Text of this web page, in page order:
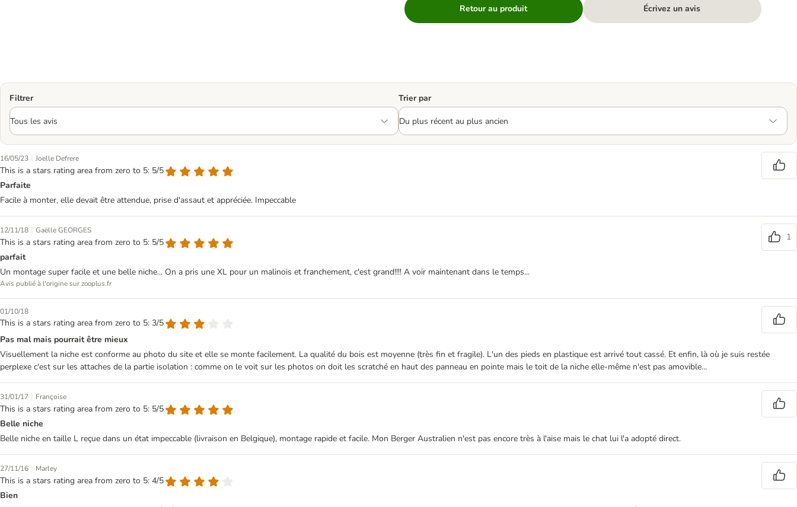
Retour au produit Écrivez un avis
Filtrer Trier par
16/05/23 | Joelle Defrere
This is a stars rating area from zero to 5: 5/5
Parfaite
Facile à monter, elle devait être attendue, prise d'assaut et appréciée. Impeccable
12/11/18 | Gaëlle GEORGES
This is a stars rating area from zero to 5: 5/5
1
parfait
Un montage super facile et une belle niche... On a pris une XL pour un malinois et franchement, c'est grand!!!! A voir maintenant dans le temps...
Avis publié à l'origine sur zooplus.fr
01/10/18
This is a stars rating area from zero to 5: 3/5
Pas mal mais pourrait être mieux
Visuellement la niche est conforme au photo du site et elle se monte facilement. La qualité du bois est moyenne (très fin et fragile). L'un des pieds en plastique est arrivé tout cassé. Et enfin, là où je suis restée
perplexe c'est sur les attaches de la partie isolation : comme on le voit sur les photos on doit les scratché en haut des panneau en pointe mais le toit de la niche elle-même n'est pas amovible...
31/01/17 | Françoise
This is a stars rating area from zero to 5: 5/5
Belle niche
Belle niche en taille L reçue dans un état impeccable (livraison en Belgique), montage rapide et facile. Mon Berger Australien n'est pas encore très à l'aise mais le chat lui l'a adopté direct.
27/11/16 | Marley
This is a stars rating area from zero to 5: 4/5
Bien